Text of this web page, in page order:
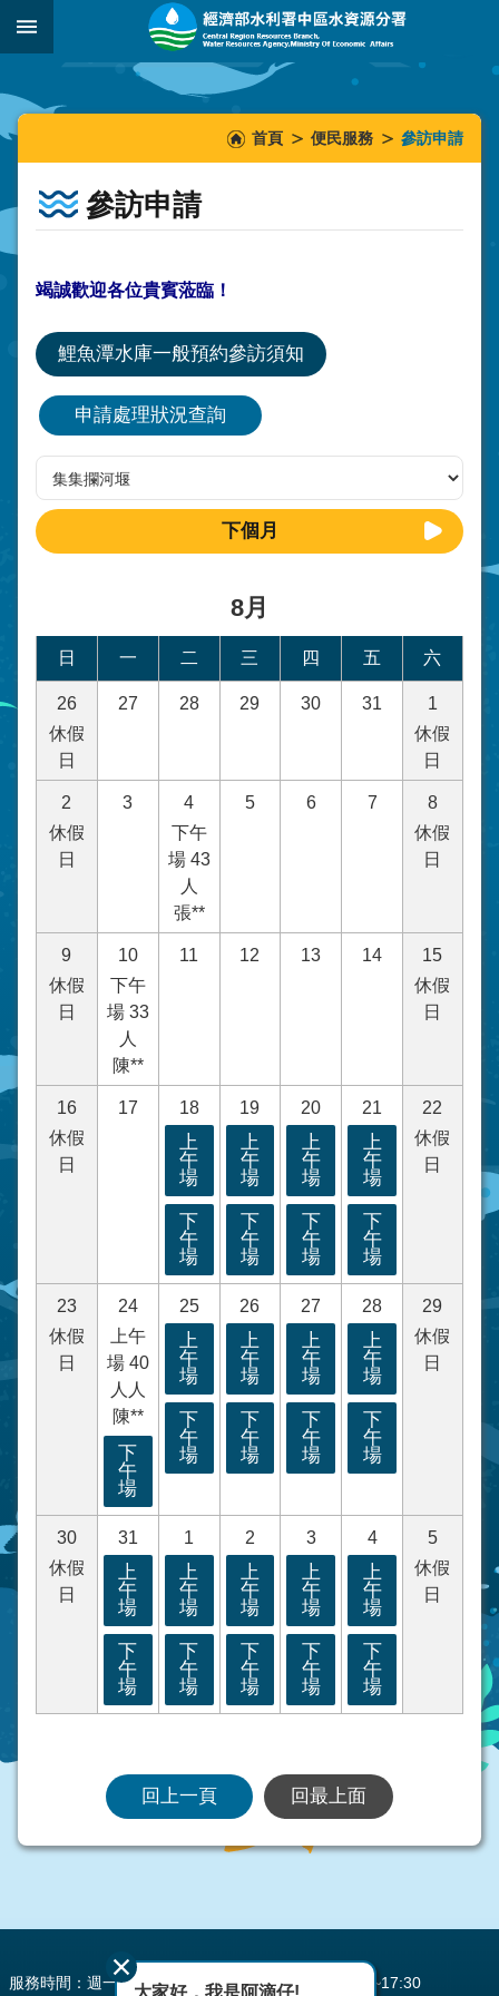
跳到主要內容區塊
::::::
首頁 便民服務 參訪申請
參訪申請
竭誠歡迎各位貴賓蒞臨！
鯉魚潭水庫一般預約參訪須知
申請處理狀況查詢
下個月
8月
日 一 二 三 四 五 六
26
休假
日
27 28 29 30 31
1
休假
日
2
休假
日
3
4
下午
場 43
人
張**
5 6 7
8
休假
日
9
休假
日
10
下午
場 33
人
陳**
11 12 13 14
15
休假
日
16
休假
日
17 18
上
午
場
下
午
場
19
上
午
場
下
午
場
20
上
午
場
下
午
場
21
上
午
場
下
午
場
22
休假
日
23
休假
日
24
上午
場 40
人人
陳**
下
午
場
25
上
午
場
下
午
場
26
上
午
場
下
午
場
27
上
午
場
下
午
場
28
上
午
場
下
午
場
29
休假
日
30
休假
日
31
上
午
場
下
午
場
1
上
午
場
下
午
場
2
上
午
場
下
午
場
3
上
午
場
下
午
場
4
上
午
場
下
午
場
5
休假
日
回上一頁 回最上面
服務時間：週一至週五 AM08:00~12:00 PM13:30~17:30
大家好，我是阿滴仔!